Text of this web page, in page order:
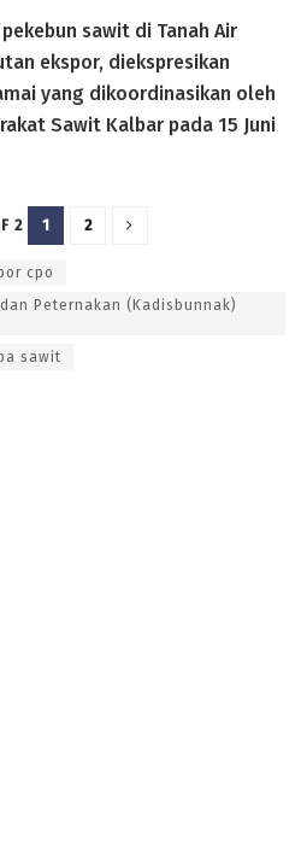
sawit di Tanah Air
ekspor, diekspresikan
yang dikoordinasikan oleh
Sawit Kalbar pada 15 Juni
2 1 2
cpo
Peternakan (Kadisbunnak)
sawit